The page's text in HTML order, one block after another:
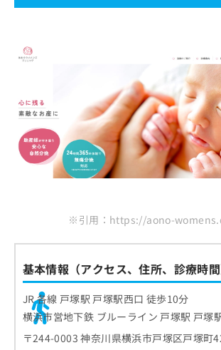
※引用：https://aono-
基本情報（アクセス、住所、診療時間
JR 各線 戸塚駅 戸塚駅西口 徒歩10分
横浜市営地下鉄 ブルーライン 戸塚駅 戸塚
〒244-0003 神奈川県横浜市戸塚区戸塚町